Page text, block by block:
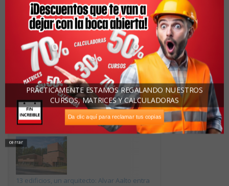
Su Correo Electrónico:
<< Artículo Anterior Siguiente Artículo >>
Recomendado
13 edificios, un arquitecto: Alvar Aalto entra
cerrar
Da clic aquí para reclamar tus copias
PRÁCTICAMENTE ESTAMOS REGALANDO NUESTROS
CURSOS, MATRICES Y CALCULADORAS